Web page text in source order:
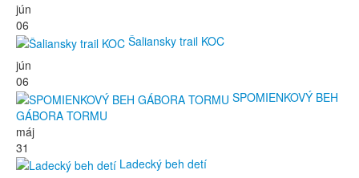
jún
06
Šaliansky trail KOC
jún
06
SPOMIENKOVÝ BEH
GÁBORA TORMU
máj
31
Ladecký beh detí